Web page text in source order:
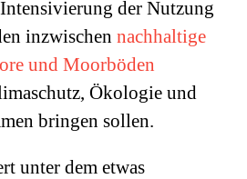
der Nutzung
inzwischen nachhaltige
und Moorböden
Ökologie und
bringen sollen.
unter dem etwas